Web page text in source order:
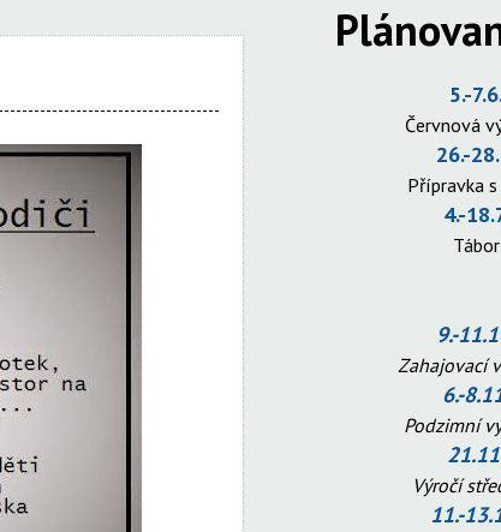
5.-
Červnová
26.-
Přípravka
4.-
9.-
Zahajovací
6.-
Podzimní
Výročí
11.-